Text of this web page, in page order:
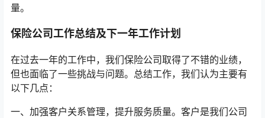
量。
保险公司工作总结及下一年工作计划
在过去一年的工作中，我们保险公司取得了不错的业绩，
但也面临了一些挑战与问题。总结工作，我们认为主要有
以下几点：
一、加强客户关系管理，提升服务质量。客户是我们公司